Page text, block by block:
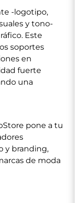
-logotipo,
y tono-
Este
soportes
en
fuerte
una
pone a tu
y branding,
de moda